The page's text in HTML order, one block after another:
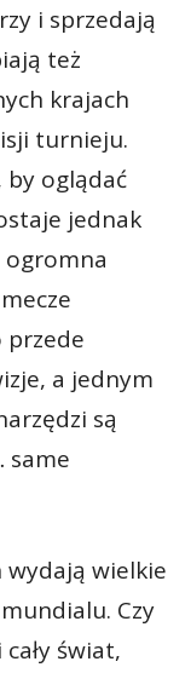
i sprzedają
też
krajach
turnieju.
by oglądać
jednak
ogromna
przede
a jednym
są
same
wydają wielkie
Czy
świat,